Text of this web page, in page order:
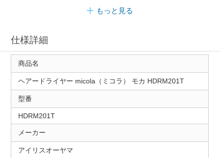
もっと見る
仕様詳細
商品名
ヘアードライヤー micola（ミコラ） モカ HDRM201T
型番
HDRM201T
メーカー
アイリスオーヤマ